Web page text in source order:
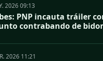
2026 09:13
PNP incauta tráiler
contrabando de
2026 11:21